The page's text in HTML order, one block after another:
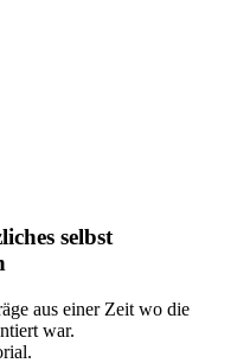
selbst
aus einer Zeit wo die
war.